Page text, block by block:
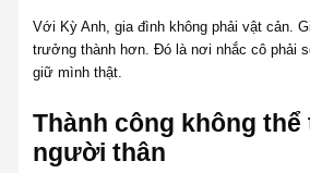
Với Kỳ Anh, gia đình không phải vật cản.
trưởng thành hơn. Đó là nơi nhắc cô phải
giữ mình thật.
Thành công không thể
người thân